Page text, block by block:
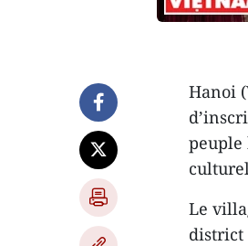
Hanoi
peuple
Le
district